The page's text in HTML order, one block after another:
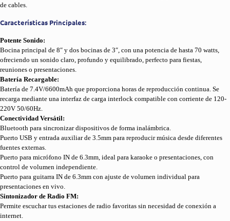
de cables.
Características Principales:
Potente Sonido:
Bocina principal de 8″ y dos bocinas de 3″, con una potencia de hasta 70 watts,
ofreciendo un sonido claro, profundo y equilibrado, perfecto para fiestas,
reuniones o presentaciones.
Batería Recargable:
Batería de 7.4V/6600mAh que proporciona horas de reproducción continua. Se
recarga mediante una interfaz de carga interlock compatible con corriente de 120-
220V 50/60Hz.
Conectividad Versátil:
Bluetooth para sincronizar dispositivos de forma inalámbrica.
Puerto USB y entrada auxiliar de 3.5mm para reproducir música desde diferentes
fuentes externas.
Puerto para micrófono IN de 6.3mm, ideal para karaoke o presentaciones, con
control de volumen independiente.
Puerto para guitarra IN de 6.3mm con ajuste de volumen individual para
presentaciones en vivo.
Sintonizador de Radio FM:
Permite escuchar tus estaciones de radio favoritas sin necesidad de conexión a
internet.